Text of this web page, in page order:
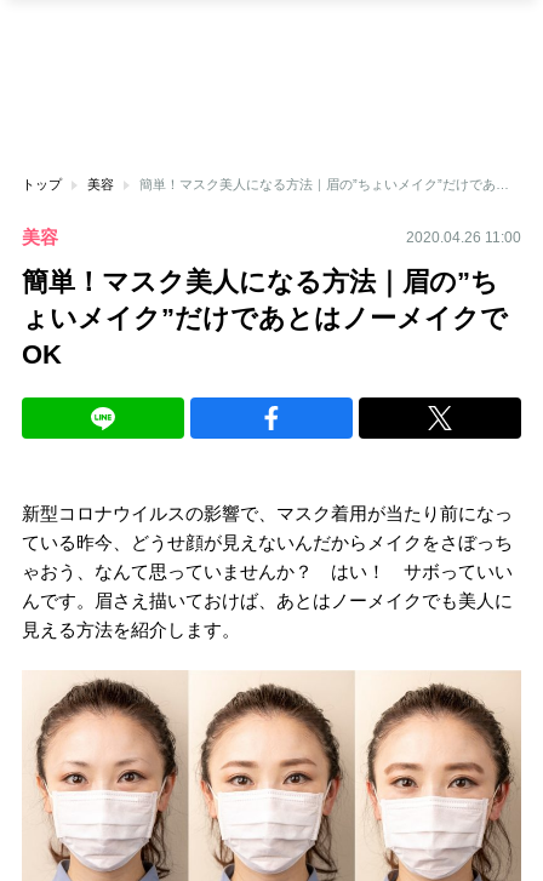
トップ 美容
美容 2020.04.26 11:00
簡単！マスク美人になる方法｜眉の”ち
ょいメイク”だけであとはノーメイクで
OK
新型コロナウイルスの影響で、マスク着用が当たり前になっ
ている昨今、どうせ顔が見えないんだからメイクをさぼっち
ゃおう、なんて思っていませんか？ はい！ サボっていい
んです。眉さえ描いておけば、あとはノーメイクでも美人に
見える方法を紹介します。